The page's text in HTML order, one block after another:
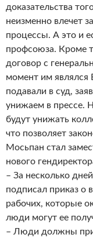
доказательства
неизменно влечет
процессы. А это и
профсоюза. Кроме
договор с
момент им являлся
подавали в суд,
унижаем в прессе.
будут унижать
что позволяет
Мосьпан стал
нового
– За несколько
подписал приказ о
рабочих, которые
люди могут ее
– Люди должны